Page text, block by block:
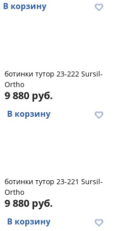
В корзину
ботинки тутор 23-222 Sursil-
Ortho
9 880 руб.
В корзину
ботинки тутор 23-221 Sursil-
Ortho
9 880 руб.
В корзину